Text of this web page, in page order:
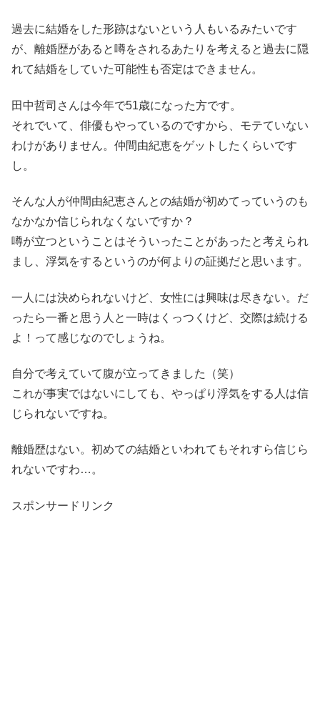
過去に結婚をした形跡はないという人もいるみたいです
が、離婚歴があると噂をされるあたりを考えると過去に隠
れて結婚をしていた可能性も否定はできません。
田中哲司さんは今年で51歳になった方です。
それでいて、俳優もやっているのですから、モテていない
わけがありません。仲間由紀恵をゲットしたくらいです
し。
そんな人が仲間由紀恵さんとの結婚が初めてっていうのも
なかなか信じられなくないですか？
噂が立つということはそういったことがあったと考えられ
まし、浮気をするというのが何よりの証拠だと思います。
一人には決められないけど、女性には興味は尽きない。だ
ったら一番と思う人と一時はくっつくけど、交際は続ける
よ！って感じなのでしょうね。
自分で考えていて腹が立ってきました（笑）
これが事実ではないにしても、やっぱり浮気をする人は信
じられないですね。
離婚歴はない。初めての結婚といわれてもそれすら信じら
れないですわ…。
スポンサードリンク